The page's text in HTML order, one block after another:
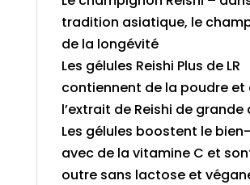
tradition asiatique, le
de la longévité
Les gélules Reishi Plus de LR
contiennent de la poudre et
l’extrait de Reishi de grande
Les gélules boostent le
avec de la vitamine C et
outre sans lactose et